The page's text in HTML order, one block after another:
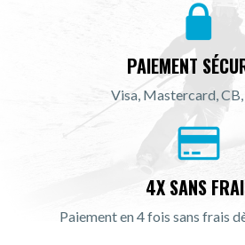
PAIEMENT
Visa, Mastercard,
4X SANS
Paiement en 4 fois sans frais